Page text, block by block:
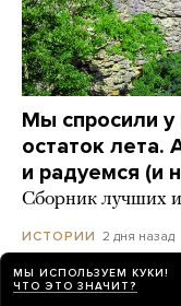
Мы спросили у
остаток лета.
и радуемся (и
Сборник лучших
ИСТОРИИ 2 дня назад
МЫ ИСПОЛЬЗУЕМ КУКИ!
ЧТО ЭТО ЗНАЧИТ?